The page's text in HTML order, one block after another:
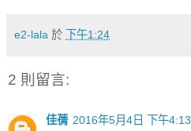
e2-lala 於 下午1:24
2 則留言:
佳蒨 2016年5月4日 下午4:13